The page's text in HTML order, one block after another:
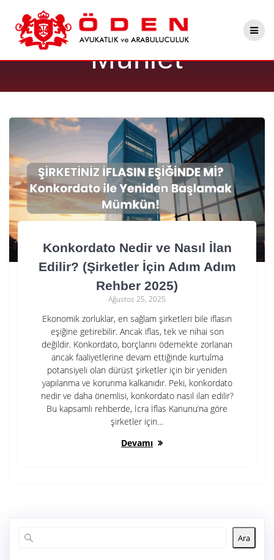
to
content
Etiket:Kesin
Mühlet
Konkordato Nedir ve Nasıl İlan
Edilir? (Şirketler İçin Adım Adım
Rehber 2025)
Ağustos 25, 2025
Ekonomik zorluklar, en sağlam şirketleri bile iflasın
eşiğine getirebilir. Ancak iflas, tek ve nihai son
değildir. Konkordato, borçlarını ödemekte zorlanan
ancak faaliyetlerine devam ettiğinde kurtulma
potansiyeli olan dürüst şirketler için bir yeniden
yapılanma ve korunma kalkanıdır. Peki, konkordato
nedir ve daha önemlisi, konkordato nasıl ilan edilir?
Bu kapsamlı rehberde, İcra İflas Kanunu‘na göre
şirketler için…
Devamı
Ara